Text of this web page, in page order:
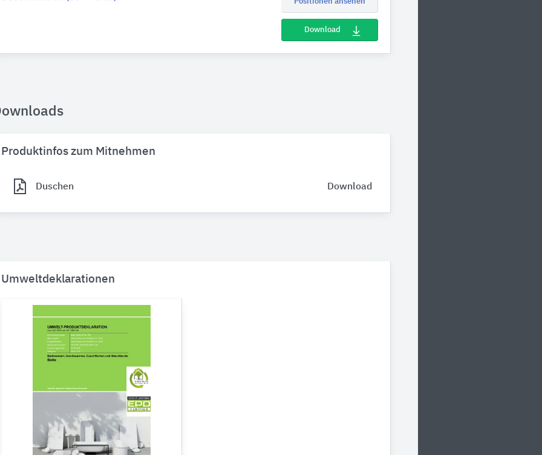
Positionen ansehen
Download
Produktinfos zum Mitnehmen
Duschen Download
Umweltdeklarationen